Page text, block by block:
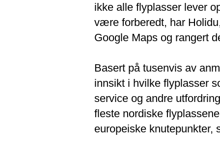
ikke alle flyplasser lever
være forberedt, har
Google Maps og rangert
Basert på tusenvis av
innsikt i hvilke flyplasser
service og andre
fleste nordiske
europeiske knutepunkter,